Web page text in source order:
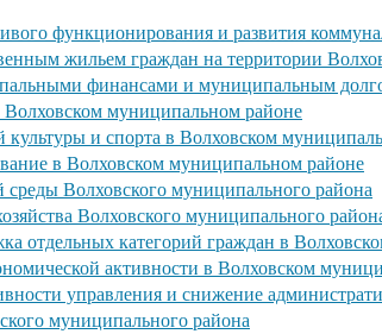
функционирования и развития
жильем граждан на территории
финансами и муниципальным
Волховском муниципальном районе
культуры и спорта в Волховском
в Волховском муниципальном районе
Волховского муниципального района
Волховского муниципального
отдельных категорий граждан в
активности в Волховском
управления и снижение
муниципального района